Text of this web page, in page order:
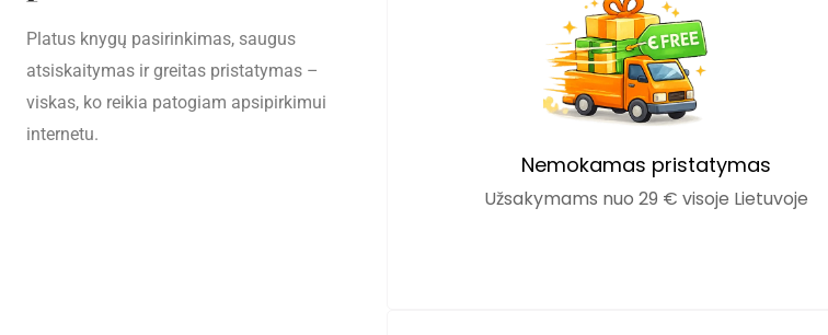
Platus knygų pasirinkimas, saugus
atsiskaitymas ir greitas pristatymas –
viskas, ko reikia patogiam apsipirkimui
internetu.
Nemokamas pristatymas
Užsakymams nuo 29 € visoje Lietuvoje